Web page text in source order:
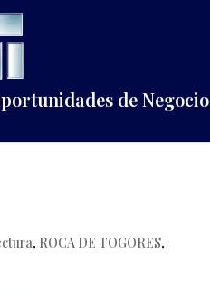
de Negocio
, ROCA DE TOGORES,